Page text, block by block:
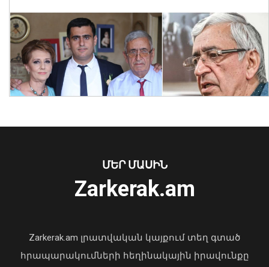
Արթուր Խուդինյանը նշանակվել է ՓԾ
տնօրենի տեղակալ․ Արամ
Ղազարյանն անձնակազմին է
ներկայացրել նորանշանակ
07 Օգոստոս, 2026 21:05
«Պարտվեցինք դաժան հիվանդության
04 Օգոստոս, 2026 19:12
ՄԵՐ ՄԱՍԻՆ
Zarkerak.am
Zarkerak.am լրատվական կայքում տեղ գտած
հրապարակումների հեղինակային իրավունքը